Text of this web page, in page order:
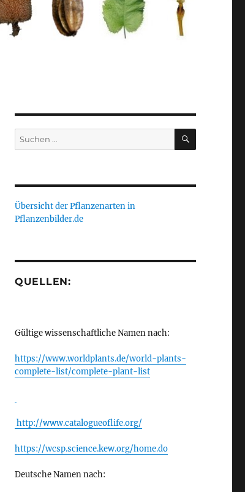
Suche
nach:
SUCHEN
Übersicht der Pflanzenarten in
Pflanzenbilder.de
QUELLEN:
Gültige wissenschaftliche Namen nach:
https://www.worldplants.de/world-plants-
complete-list/complete-plant-list
http://www.catalogueoflife.org/
https://wcsp.science.kew.org/home.do
Deutsche Namen nach: